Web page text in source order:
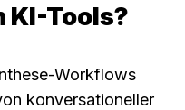
Tools?
Workflows
konversationeller